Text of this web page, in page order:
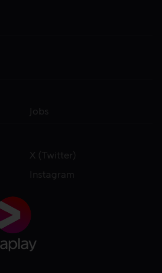
Jobs
X (Twitter)
Instagram